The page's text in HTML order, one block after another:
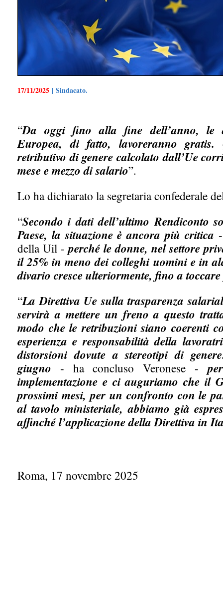
17/11/2025 | Sindacato.
“Da oggi fino alla fine dell’anno, le
Europea, di fatto, lavoreranno
retributivo di genere calcolato dall’Ue
mese e mezzo di salario”.
Lo ha dichiarato la segretaria confederale
“Secondo i dati dell’ultimo Rendiconto
Paese, la situazione è ancora più critica
della Uil -perché le donne, nel settore
il 25% in meno dei colleghi uomini e in
divario cresce ulteriormente, fino a
“La Direttiva Ue sulla trasparenza
servirà a mettere un freno a questo
modo che le retribuzioni siano coerenti
esperienza e responsabilità della
distorsioni dovute a stereotipi di
giugno - ha concluso Veronese -
implementazione e ci auguriamo che il
prossimi mesi, per un confronto con le
al tavolo ministeriale, abbiamo già
affinché l’applicazione della Direttiva in
Roma, 17 novembre 2025